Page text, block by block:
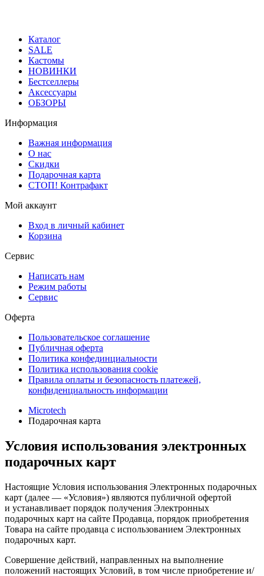
Каталог
SALE
Кастомы
НОВИНКИ
Бестселлеры
Аксессуары
ОБЗОРЫ
Информация
Важная информация
О нас
Скидки
Подарочная карта
СТОП! Контрафакт
Мой аккаунт
Вход в личный кабинет
Корзина
Сервис
Написать нам
Режим работы
Сервис
Оферта
Пользовательское соглашение
Публичная оферта
Политика конфединциальности
Политика использования cookie
Правила оплаты и безопасность платежей,
конфиденциальность информации
Microtech
Подарочная карта
Условия использования электронных
подарочных карт
Настоящие Условия использования Электронных подарочных
карт (далее — «Условия») являются публичной офертой
и устанавливает порядок получения Электронных
подарочных карт на сайте Продавца, порядок приобретения
Товара на сайте продавца с использованием Электронных
подарочных карт.
Совершение действий, направленных на выполнение
положений настоящих Условий, в том числе приобретение и/